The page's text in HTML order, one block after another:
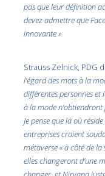
pas que leur définition
devez admettre que
innovante »
Strauss Zelnick, PDG
l’égard des mots à la
différentes personnes et
à la mode
Je pense que là où
entreprises croient
métaverse « à côté de
elles changeront d’une